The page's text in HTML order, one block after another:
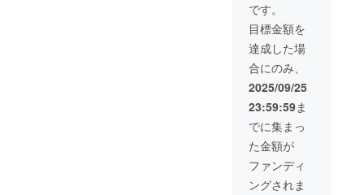
不要」
とお書
きくだ
さい。
※備考欄
に通話
希望日
時をお
書きく
ださ
い。
9月26日
より全
をお書
きくだ
さい
(会社
名・ハ
ンドル
ネーム
でも
可)。
ご支援
の順番
がその
まま掲
くださ
い。 住
所・氏
名の記
入が不
要にな
り、 お
値段も
気持ち
ばかり
お安く
させて
いただ
(1枚)■ ■
公式サ
イトお
名前ク
レジッ
ト(サー
ビス存
続の限
り)■ ■公
式サイ
トバ
ナー掲
載(サー
です。
目標金額を
達成した場
合にのみ、
2025/09/25
23:59:59ま
でに集まっ
た金額が
ファンディ
ングされま